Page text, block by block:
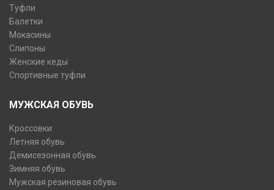
Туфли
Балетки
Мокасины
Слипоны
Женские кеды
Спортивные туфли
МУЖСКАЯ ОБУВЬ
Кроссовки
Летняя обувь
Демисезонная обувь
Зимняя обувь
Мужская резиновая обувь